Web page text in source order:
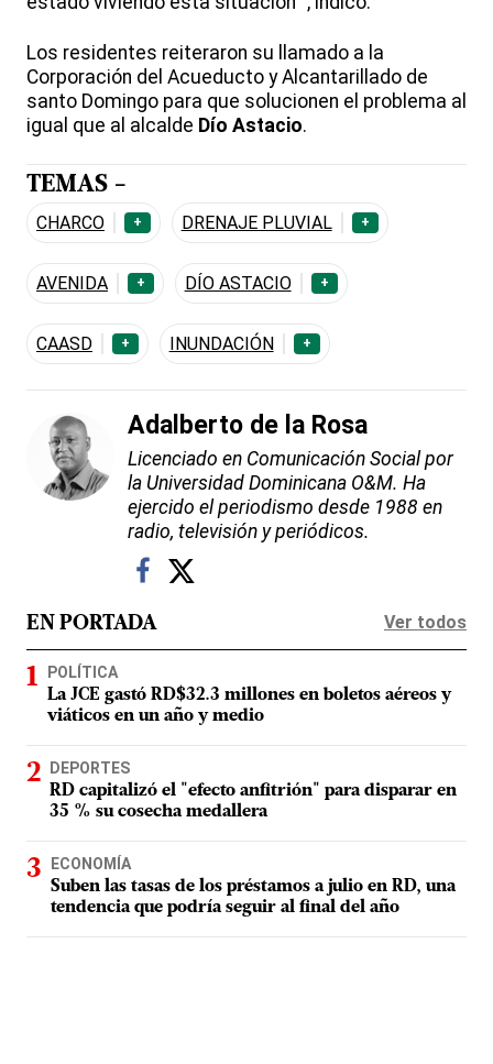
Los residentes reiteraron su llamado a la
Corporación del Acueducto y Alcantarillado de
santo Domingo para que solucionen el problema al
igual que al alcalde Dío Astacio.
TEMAS -
CHARCO + DRENAJE PLUVIAL +
AVENIDA + DÍO ASTACIO +
CAASD + INUNDACIÓN +
Adalberto de la Rosa
Licenciado en Comunicación Social por
la Universidad Dominicana O&M. Ha
ejercido el periodismo desde 1988 en
radio, televisión y periódicos.
EN PORTADA Ver todos
POLÍTICA
La JCE gastó RD$32.3 millones en boletos aéreos y
viáticos en un año y medio
DEPORTES
RD capitalizó el "efecto anfitrión" para disparar en
35 % su cosecha medallera
ECONOMÍA
Suben las tasas de los préstamos a julio en RD, una
tendencia que podría seguir al final del año